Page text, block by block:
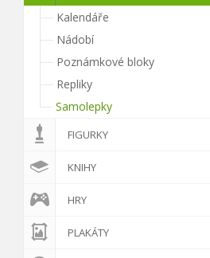
Kalendáře
Nádobí
Poznámkové bloky
Repliky
Samolepky
FIGURKY
KNIHY
HRY
PLAKÁTY